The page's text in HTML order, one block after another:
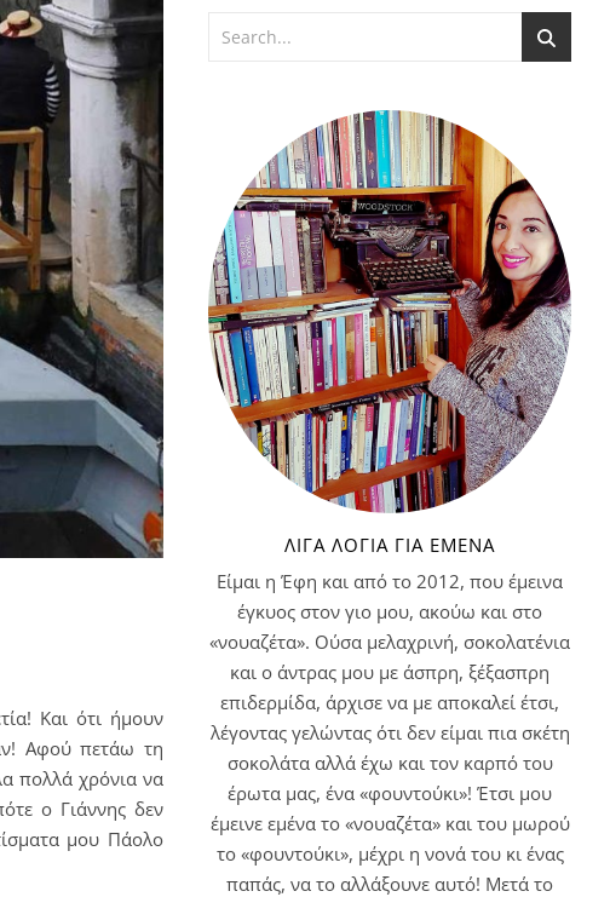
Και ότι ήμουν
Αφού πετάω τη
πολλά χρόνια να
ο Γιάννης δεν
μου Πάολο
ΛΊΓΑ ΛΌΓΙΑ ΓΙΑ ΕΜΈΝΑ
Είμαι η Έφη και από το 2012, που έμεινα
έγκυος στον γιο μου, ακούω και στο
«νουαζέτα». Ούσα μελαχρινή, σοκολατένια
και ο άντρας μου με άσπρη, ξέξασπρη
επιδερμίδα, άρχισε να με αποκαλεί έτσι,
λέγοντας γελώντας ότι δεν είμαι πια σκέτη
σοκολάτα αλλά έχω και τον καρπό του
έρωτα μας, ένα «φουντούκι»! Έτσι μου
έμεινε εμένα το «νουαζέτα» και του μωρού
το «φουντούκι», μέχρι η νονά του κι ένας
παπάς, να το αλλάξουνε αυτό! Μετά το